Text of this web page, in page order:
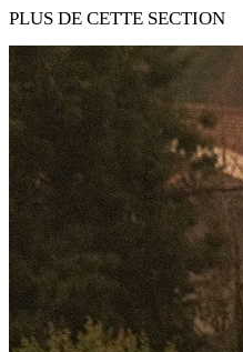
PLUS DE CETTE SECTION